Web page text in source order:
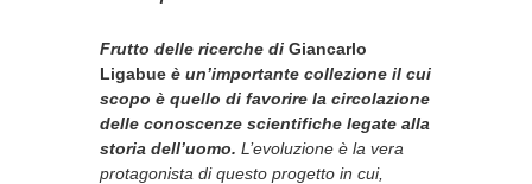
Frutto delle ricerche di Giancarlo
Ligabue è un’importante collezione il cui
scopo è quello di favorire la circolazione
delle conoscenze scientifiche legate alla
storia dell’uomo. L’evoluzione è la vera
protagonista di questo progetto in cui,